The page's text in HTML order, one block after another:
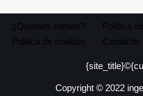
¿Quienes somos? Política
Politica de cookies
Contacto
Copyright © 2022